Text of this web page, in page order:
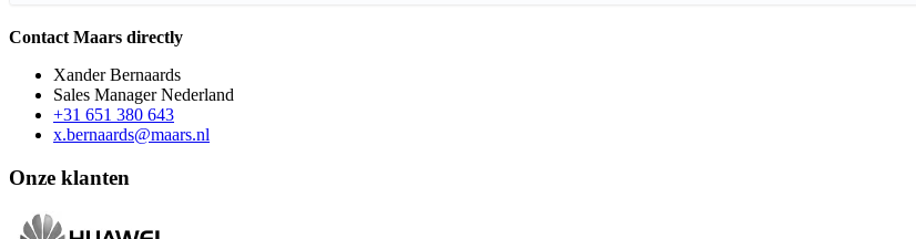
Contact Maars directly
Xander Bernaards
Sales Manager Nederland
+31 651 380 643
x.bernaards@maars.nl
Onze klanten